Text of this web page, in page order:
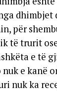
dhimbjet
për
të trurit
e të
nuk e kanë
nuk ka